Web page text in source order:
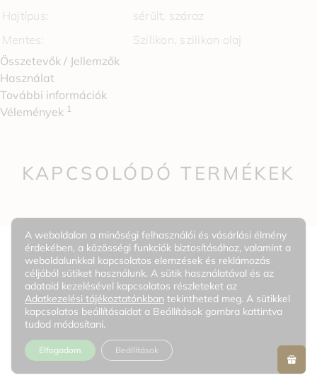
Hajtípus:
sérült, száraz
Mentes:
Szilikon, szilikon olaj
Összetevők / Jellemzők
Használat
További információk
Vélemények 1
KAPCSOLÓDÓ TERMÉKEK
A weboldalon a minőségi felhasználói és vásárlási élmény
érdekében, a közösségi funkciók biztosításához, valamint a
weboldalunkkal kapcsolatos elemzések és reklámozás
céljából sütiket használunk. A sütik használatával és az
adataid kezelésével kapcsolatos részleteket az
Adatkezelési tájékoztatónkban tekintheted meg. A sütikkel
kapcsolatos beállításaidat a Beállítások gombra kattintva
tudod módosítani.
Elfogadom Beállítások